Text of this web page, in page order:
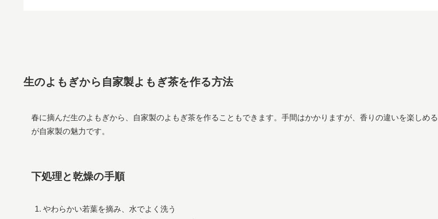
生のよもぎから自家製よもぎ茶を作る方法
春に摘んだ生のよもぎから、自家製のよもぎ茶を作ることもできます。手間はかかりますが、香りの違いを楽しめ
が自家製の魅力です。
下処理と乾燥の手順
やわらかい若葉を摘み、水でよく洗う